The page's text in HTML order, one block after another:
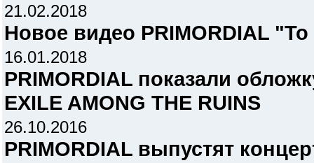
21.02.2018
Новое видео PRIMORDIAL
16.01.2018
PRIMORDIAL показали
EXILE AMONG THE RUINS
26.10.2016
PRIMORDIAL выпустят